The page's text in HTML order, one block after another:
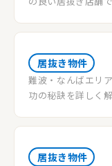
みやこ不動産企画
居抜き物件
難波・なんばエリ
功の秘訣を詳しく
居抜き物件